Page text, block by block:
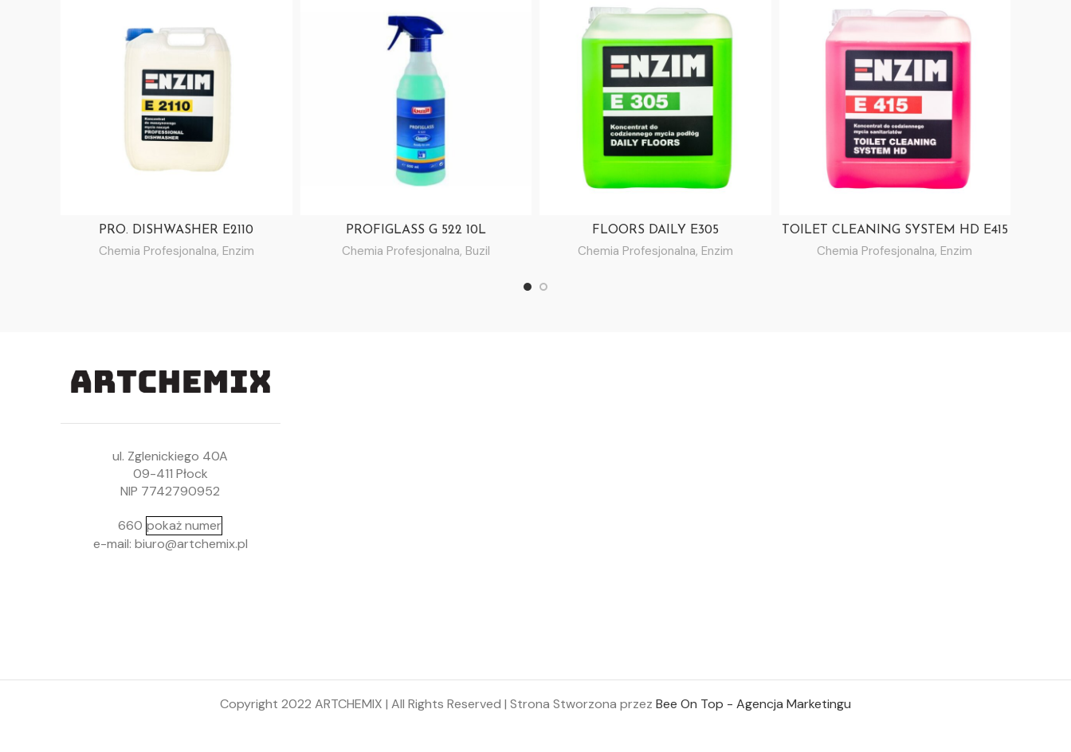
PRO. DISHWASHER E2110
Chemia Profesjonalna, Enzim
PROFIGLASS G 522 10L
Chemia Profesjonalna, Buzil
FLOORS DAILY E305
Chemia Profesjonalna, Enzim
TOILET CLEANING SYSTEM HD E415
Chemia Profesjonalna, Enzim
ul. Zglenickiego 40A
09-411 Płock
NIP 7742790952
660 pokaż numer
e-mail: biuro@artchemix.pl
Copyright 2022 ARTCHEMIX | All Rights Reserved | Strona Stworzona przez Bee On Top - Agencja Marketingu